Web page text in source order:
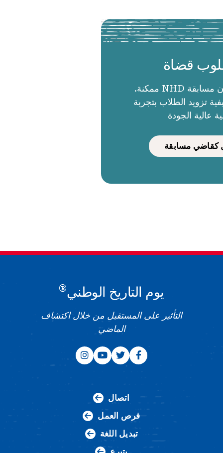
قضاة
الحكام يجعلون مسابقة NHD ممكنة.
تزويد الطلاب بتجربة
عالية الجودة
مسابقة
يوم التاريخ الوطني®
التأثير على المستقبل من خلال اكتشاف
الماضي
اتصال
فرص العمل
تبديل اللغة